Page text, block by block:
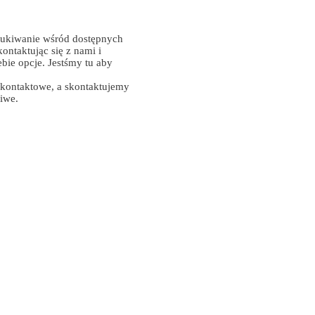
wśród dostępnych
się z nami i
opcje. Jestśmy tu aby
a skontaktujemy